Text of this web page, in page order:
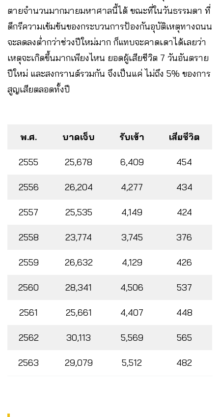
ตายจำนวนมากมายมหาศาลนี้ได้ ขณะที่ในวันธรรมดา ที่
ดีกรีความเข้มข้นของกระบวนการป้องกันอุบัติเหตุทางถนน
จะลดลงต่ำกว่าช่วงปีใหม่มาก ก็แทบจะคาดเดาได้เลยว่า
เหตุจะเกิดขึ้นมากเพียงไหน ยอดผู้เสียชีวิต 7 วันอันตราย
ปีใหม่ และสงกรานต์รวมกัน จึงเป็นแค่ ไม่ถึง 5% ของการ
สูญเสียตลอดทั้งปี
พ.ศ. บาดเจ็บ รับเข้า เสียชีวิต
2555 25,678 6,409 454
2556 26,204 4,277 434
2557 25,535 4,149 424
2558 23,774 3,745 376
2559 26,632 4,129 426
2560 28,341 4,506 537
2561 25,661 4,407 448
2562 30,113 5,569 565
2563 29,079 5,512 482